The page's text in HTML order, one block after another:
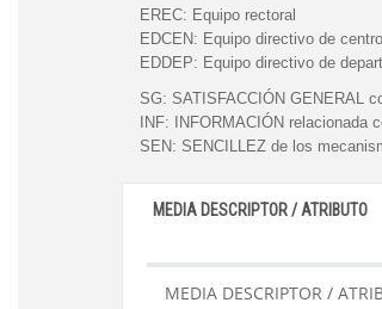
EREC: Equipo rectoral
EDCEN: Equipo directivo de
EDDEP: Equipo directivo de
SG: SATISFACCIÓN GENERAL
INF:
INFORMACIÓN relacionada
SEN: SENCILLEZ de los
MEDIA DESCRIPTOR / ATRIBUTO
MEDIA DESCRIPTOR /